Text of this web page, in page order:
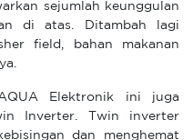
sejumlah keunggulan
di atas. Ditambah lagi
field, bahan makanan
Elektronik ini juga
Inverter. Twin inverter
dan menghemat